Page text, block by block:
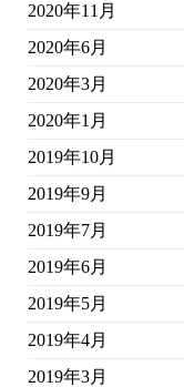
2020年11月
2020年6月
2020年3月
2020年1月
2019年10月
2019年9月
2019年7月
2019年6月
2019年5月
2019年4月
2019年3月